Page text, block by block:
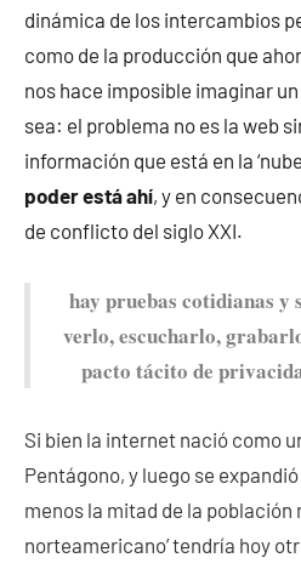
dinámica de los intercambios
como de la producción que
nos hace imposible imaginar
sea: el problema no es la web
información que está en la
poder está ahí, y en
de conflicto del siglo XXI.
hay pruebas cotidianas y
verlo, escucharlo,
pacto tácito de
Si bien la internet nació como
Pentágono, y luego se
menos la mitad de la población
norteamericano’ tendría hoy